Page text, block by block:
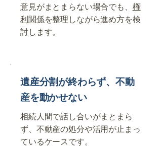
意見がまとまらない場合でも、 権
利関係を整理しながら進め方を検
討します。
遺産分割が終わらず、不動
産を動かせない
相続人間で話し合いがまとまら
ず、不動産の処分や活用が止まっ
ているケースです。